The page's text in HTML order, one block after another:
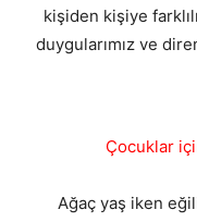
kişiden kişiye
duygularımız ve
Çocuklar
Ağaç yaş iken